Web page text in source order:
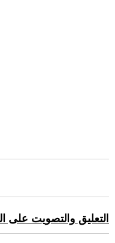
التعليق والتصويت على